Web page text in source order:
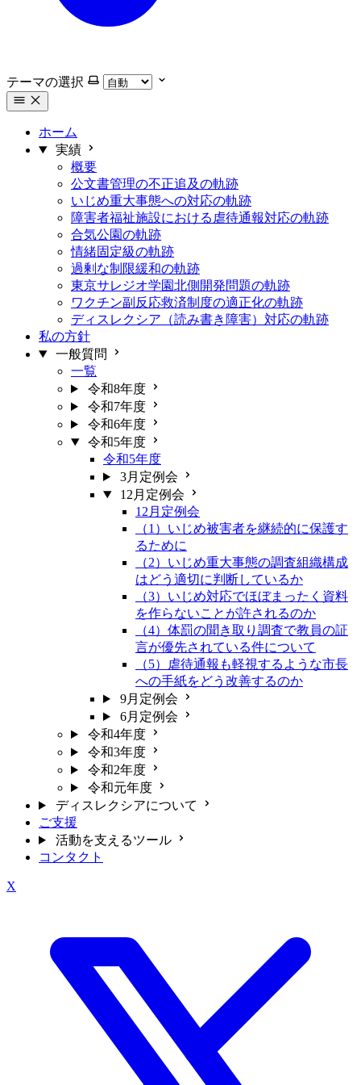
テーマの選択
ホーム
実績
概要
公文書管理の不正追及の軌跡
いじめ重大事態への対応の軌跡
障害者福祉施設における虐待通報対応の軌跡
合気公園の軌跡
情緒固定級の軌跡
過剰な制限緩和の軌跡
東京サレジオ学園北側開発問題の軌跡
ワクチン副反応救済制度の適正化の軌跡
ディスレクシア（読み書き障害）対応の軌跡
私の方針
一般質問
一覧
令和8年度
令和7年度
令和6年度
令和5年度
令和5年度
3月定例会
12月定例会
12月定例会
（1）いじめ被害者を継続的に保護す
るために
（2）いじめ重大事態の調査組織構成
はどう適切に判断しているか
（3）いじめ対応でほぼまったく資料
を作らないことが許されるのか
（4）体罰の聞き取り調査で教員の証
言が優先されている件について
（5）虐待通報も軽視するような市長
への手紙をどう改善するのか
9月定例会
6月定例会
令和4年度
令和3年度
令和2年度
令和元年度
ディスレクシアについて
ご支援
活動を支えるツール
コンタクト
X